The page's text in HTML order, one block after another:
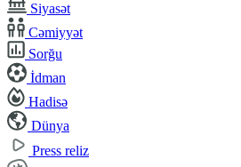
Siyasət
Cəmiyyət
Sorğu
İdman
Hadisə
Dünya
Press reliz